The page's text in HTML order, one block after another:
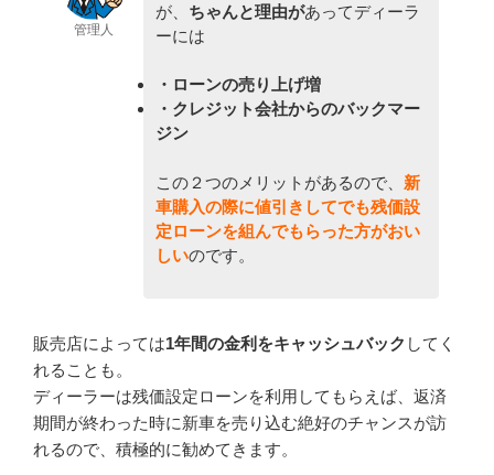
管理人
が、 ちゃんと理由があってディーラ
ーには
・ローンの売り上げ増
・クレジット会社からのバックマー
ジン
この２つのメリットがあるので、 新
車購入の際に値引きしてでも残価設
定ローンを組んでもらった方がおい
しいのです。
販売店によっては1年間の金利をキャッシュバック してく
れることも。
ディーラーは残価設定ローンを利用してもらえば、返済
期間が終わった時に新車を売り込む絶好のチャンスが訪
れるので、積極的に勧めてきます。